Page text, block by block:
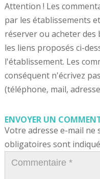
Attention ! Les
par les établissements
réserver ou acheter des
les liens proposés ci-
l'établissement. Les
conséquent n'écrivez
(téléphone, mail, adresse
ENVOYER UN
Votre adresse e-mail ne
obligatoires sont